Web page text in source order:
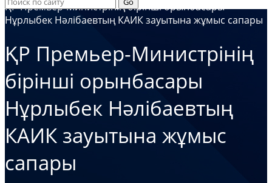
ҚР Премьер-Министрінің бірінші орынбасары
Нұрлыбек Нәлібаевтың КАИК зауытына жұмыс сапары
ҚР Премьер-Министрінің
бірінші орынбасары
Нұрлыбек Нәлібаевтың
КАИК зауытына жұмыс
сапары